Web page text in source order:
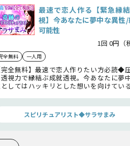
最速で恋人作る【緊急縁
視】今あなたに夢中な異性
可能性
1回 0円（
全無料 一人用
完全無料】最速で恋人作りたい方必読◆
視力で縁結ぶ成就透視。今あなたに夢
してはハッキリとした想いを向けてい
スピリチュアリスト◆サラサまみ